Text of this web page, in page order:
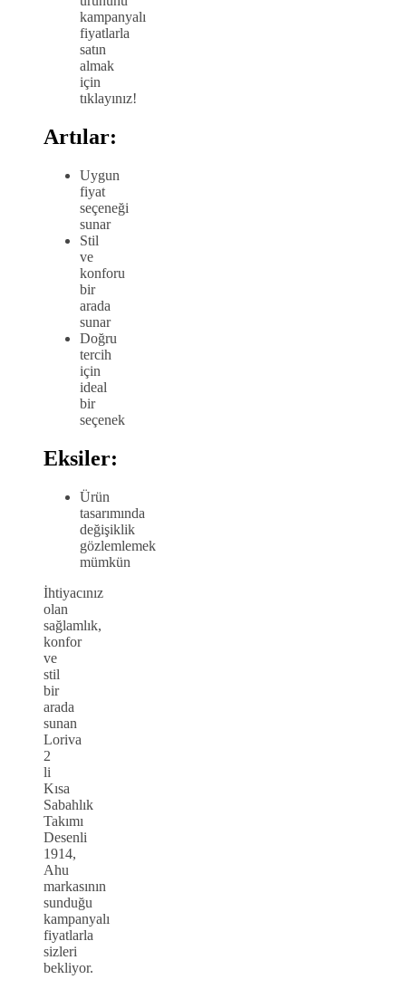
kampanyalı
fiyatlarla
satın
almak
için
tıklayınız!
Artılar:
Uygun
fiyat
seçeneği
sunar
Stil
ve
konforu
bir
arada
sunar
Doğru
tercih
için
ideal
bir
seçenek
Eksiler:
Ürün
tasarımında
değişiklik
gözlemlemek
mümkün
İhtiyacınız
olan
sağlamlık,
konfor
ve
stil
bir
arada
sunan
Loriva
2
li
Kısa
Sabahlık
Takımı
Desenli
1914,
Ahu
markasının
sunduğu
kampanyalı
fiyatlarla
sizleri
bekliyor.